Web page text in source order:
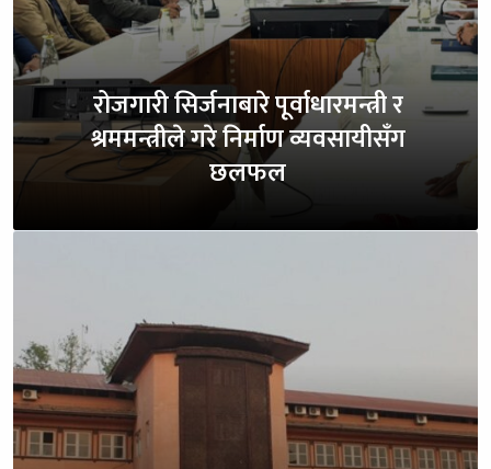
रोजगारी सिर्जनाबारे पूर्वाधारमन्त्री र
श्रममन्त्रीले गरे निर्माण व्यवसायीसँग
छलफल